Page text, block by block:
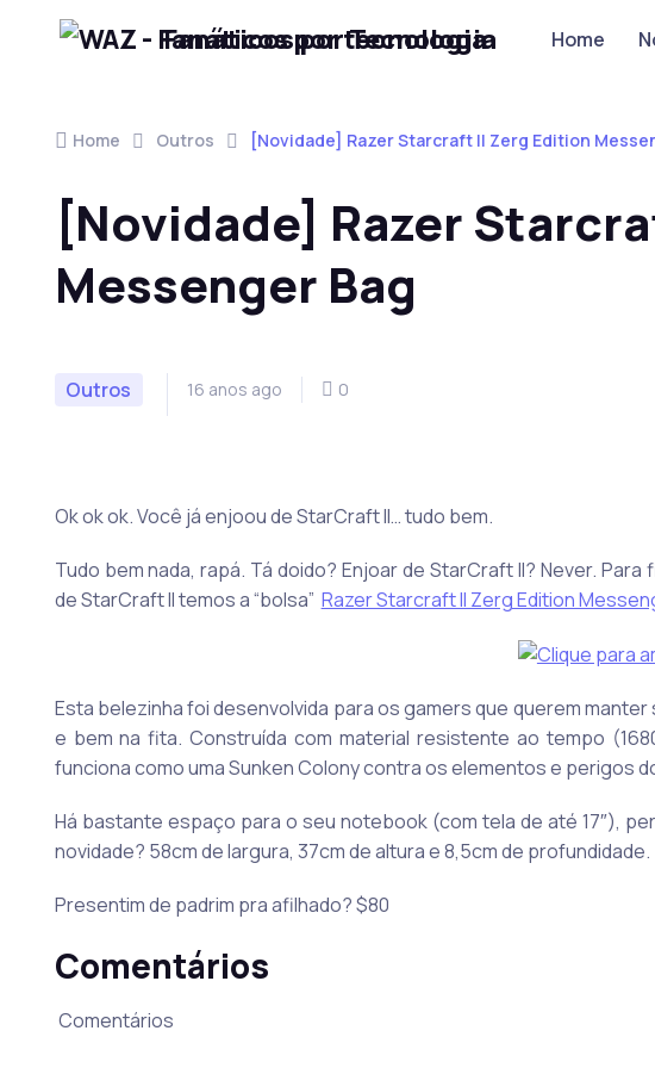
Skip to navigation
Skip to contentFanáticos por Tecnologia Home
Home Outros [Novidade] Razer Starcraft II Zerg Edition
[Novidade] Razer
Messenger Bag
Outros 16 anos ago 0
Ok ok ok. Você já enjoou de StarCraft II… tudo bem.
Tudo bem nada, rapá. Tá doido? Enjoar de StarCraft II? Never.
de StarCraft II temos a “bolsa” Razer Starcraft II Zerg Edition
Esta belezinha foi desenvolvida para os gamers que querem
e bem na fita. Construída com material resistente ao tempo
funciona como uma Sunken Colony contra os elementos e perigos
Há bastante espaço para o seu notebook (com tela de até 17″),
novidade? 58cm de largura, 37cm de altura e 8,5cm de profundidade.
Presentim de padrim pra afilhado? $80
Comentários
Comentários